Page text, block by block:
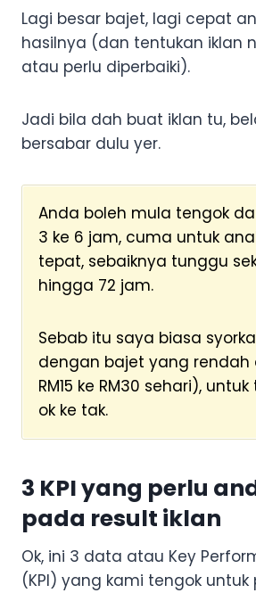
Lagi besar bajet, lagi cepat
hasilnya (dan tentukan iklan
atau perlu diperbaiki).
Jadi bila dah buat iklan tu,
bersabar dulu yer.
Anda boleh mula tengok
3 ke 6 jam, cuma untuk
tepat, sebaiknya tunggu
hingga 72 jam.
Sebab itu saya biasa
dengan bajet yang rendah
RM15 ke RM30 sehari),
ok ke tak.
3 KPI yang perlu
pada result iklan
Ok, ini 3 data atau Key
(KPI) yang kami tengok untuk